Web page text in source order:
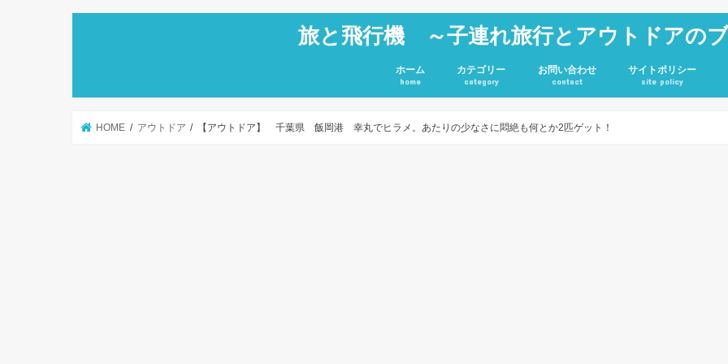
旅と飛行機 ～子連れ旅行とアウトドアの
ホーム
home
カテゴリー
category
お問い合わせ
contact
サイトポリシー
site policy
HOME アウトドア 【アウトドア】 千葉県 飯岡港 幸丸でヒラメ。あたりの少なさに悶絶も何とか2匹ゲット！